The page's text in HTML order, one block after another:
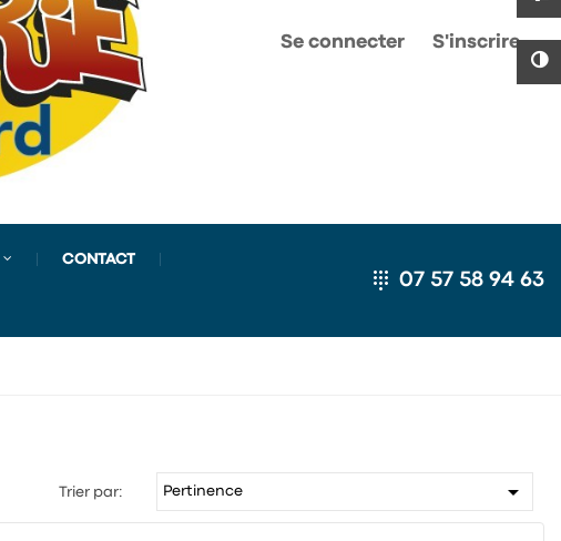
Se connecter S'inscrire
CONTACT
07 57 58 94 63
Trier par: Pertinence 